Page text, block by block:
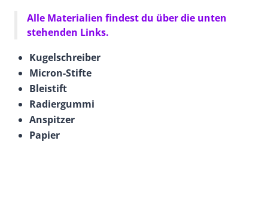
Alle Materialien findest du über die unten
stehenden Links.
Kugelschreiber
Micron-Stifte
Bleistift
Radiergummi
Anspitzer
Papier